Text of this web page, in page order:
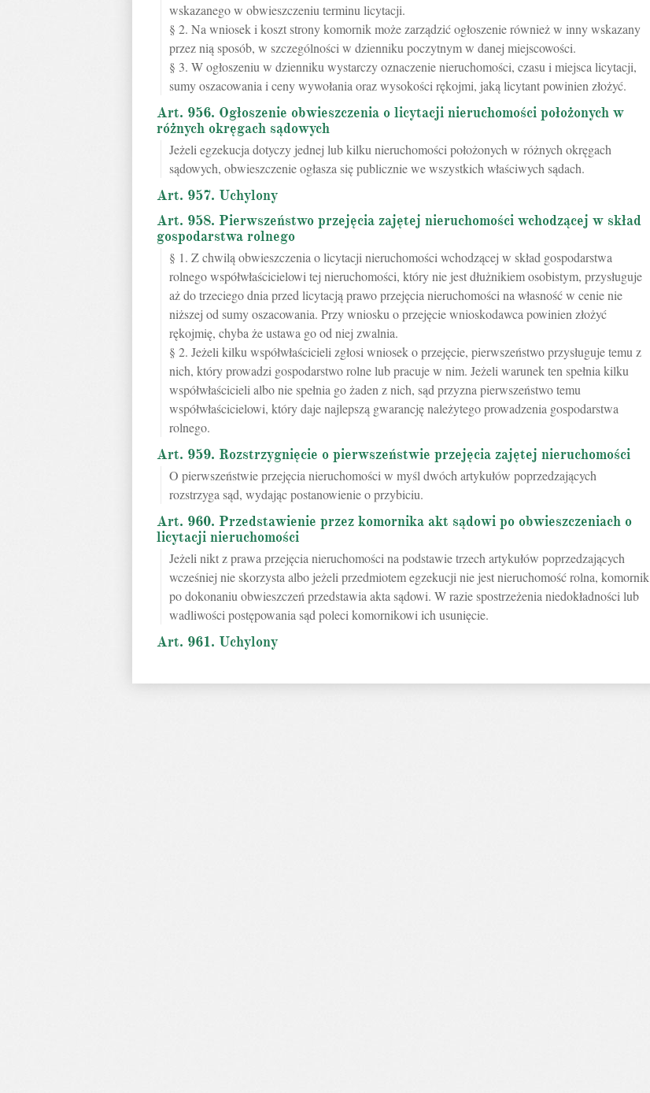
wskazanego w obwieszczeniu terminu licytacji.
§ 2. Na wniosek i koszt strony komornik może zarządzić ogłoszenie również w inny wskazany
przez nią sposób, w szczególności w dzienniku poczytnym w danej miejscowości.
§ 3. W ogłoszeniu w dzienniku wystarczy oznaczenie nieruchomości, czasu i miejsca licytacji,
sumy oszacowania i ceny wywołania oraz wysokości rękojmi, jaką licytant powinien złożyć.
Art. 956. Ogłoszenie obwieszczenia o licytacji nieruchomości położonych w
różnych okręgach sądowych
Jeżeli egzekucja dotyczy jednej lub kilku nieruchomości położonych w różnych okręgach
sądowych, obwieszczenie ogłasza się publicznie we wszystkich właściwych sądach.
Art. 957. Uchylony
Art. 958. Pierwszeństwo przejęcia zajętej nieruchomości wchodzącej w skład
gospodarstwa rolnego
§ 1. Z chwilą obwieszczenia o licytacji nieruchomości wchodzącej w skład gospodarstwa
rolnego współwłaścicielowi tej nieruchomości, który nie jest dłużnikiem osobistym, przysługuje
aż do trzeciego dnia przed licytacją prawo przejęcia nieruchomości na własność w cenie nie
niższej od sumy oszacowania. Przy wniosku o przejęcie wnioskodawca powinien złożyć
rękojmię, chyba że ustawa go od niej zwalnia.
§ 2. Jeżeli kilku współwłaścicieli zgłosi wniosek o przejęcie, pierwszeństwo przysługuje temu z
nich, który prowadzi gospodarstwo rolne lub pracuje w nim. Jeżeli warunek ten spełnia kilku
współwłaścicieli albo nie spełnia go żaden z nich, sąd przyzna pierwszeństwo temu
współwłaścicielowi, który daje najlepszą gwarancję należytego prowadzenia gospodarstwa
rolnego.
Art. 959. Rozstrzygnięcie o pierwszeństwie przejęcia zajętej nieruchomości
O pierwszeństwie przejęcia nieruchomości w myśl dwóch artykułów poprzedzających
rozstrzyga sąd, wydając postanowienie o przybiciu.
Art. 960. Przedstawienie przez komornika akt sądowi po obwieszczeniach o
licytacji nieruchomości
Jeżeli nikt z prawa przejęcia nieruchomości na podstawie trzech artykułów poprzedzających
wcześniej nie skorzysta albo jeżeli przedmiotem egzekucji nie jest nieruchomość rolna, komornik
po dokonaniu obwieszczeń przedstawia akta sądowi. W razie spostrzeżenia niedokładności lub
wadliwości postępowania sąd poleci komornikowi ich usunięcie.
Art. 961. Uchylony